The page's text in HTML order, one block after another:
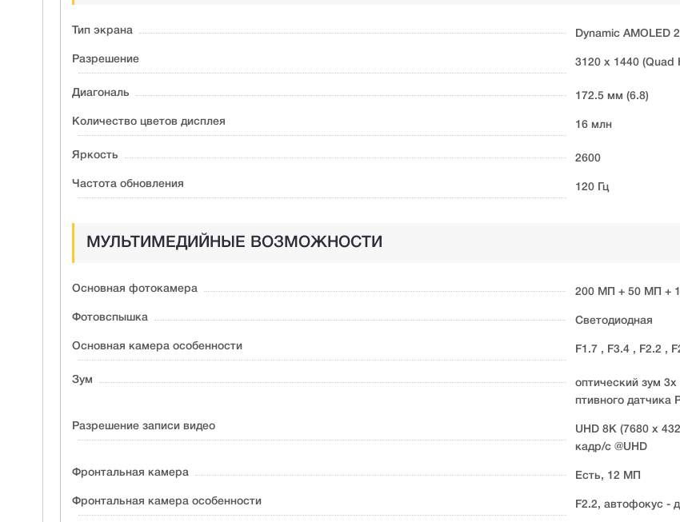
Тип экрана Dynamic AMOLED
Разрешение 3120 x 1440 (Quad
Диагональ 172.5 мм (6.8)
Количество цветов дисплея 16 млн
Яркость 2600
Частота обновления 120 Гц
МУЛЬТИМЕДИЙНЫЕ ВОЗМОЖНОСТИ
Основная фотокамера 200 МП + 50 МП +
Фотовспышка Светодиодная
Основная камера особенности F1.7 , F3.4 , F2.2 ,
Зум
оптический зум
птивного датчика
Разрешение записи видео
UHD 8K (7680 x
кадр/с @UHD
Фронтальная камера Есть, 12 МП
Фронтальная камера особенности F2.2, автофокус -